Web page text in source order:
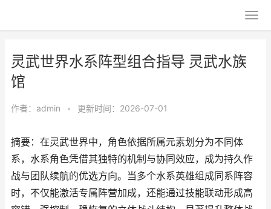
灵武世界水系阵型组合指导 灵武水族
馆
作者： admin • 更新时间：2026-07-01
摘要：在灵武世界中，角色依据所属元素划分为不同体
系，水系角色凭借其独特的机制与协同效应，成为持久作
战与团队续航的优选方向。当多个水系英雄组成同系阵容
时，不仅能激活专属阵营加成，还能通过技能联动形成高